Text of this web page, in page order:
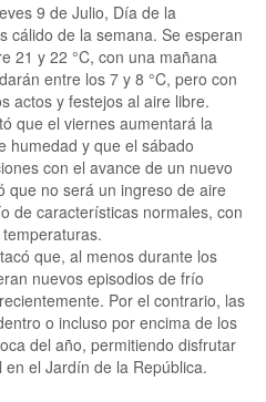
9 de Julio, Día de la
cálido de la semana. Se esperan
21 y 22 °C, con una mañana
entre los 7 y 8 °C, pero con
actos y festejos al aire libre.
que el viernes aumentará la
humedad y que el sábado
con el avance de un nuevo
que no será un ingreso de aire
de características normales, con
que, al menos durante los
nuevos episodios de frío
Por el contrario, las
o incluso por encima de los
del año, permitiendo disfrutar
el Jardín de la República.